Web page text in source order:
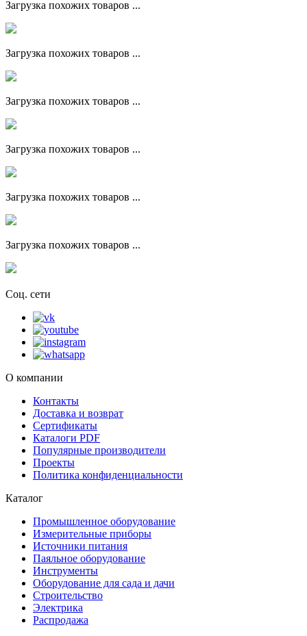
Загрузка похожих товаров ...
Загрузка похожих товаров ...
Загрузка похожих товаров ...
Загрузка похожих товаров ...
Загрузка похожих товаров ...
Загрузка похожих товаров ...
Соц. сети
О компании
Контакты
Доставка и возврат
Сертификаты
Каталоги PDF
Популярные производители
Проекты
Политика конфиденциальности
Каталог
Промышленное оборудование
Измерительные приборы
Источники питания
Паяльное оборудование
Инструменты
Оборудование для сада и дачи
Строительство
Электрика
Распродажа